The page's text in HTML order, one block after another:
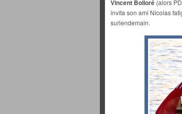
Vincent Bolloré (alors
invita son ami Nicolas
surlendemain.